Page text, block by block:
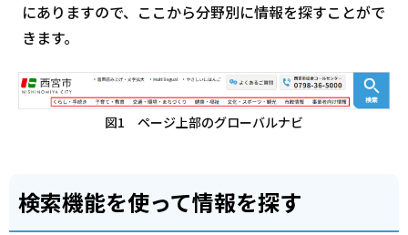
にありますので、ここから分野別に情報を探すことがで
きます。
図1 ページ上部のグローバルナビ
検索機能を使って情報を探す